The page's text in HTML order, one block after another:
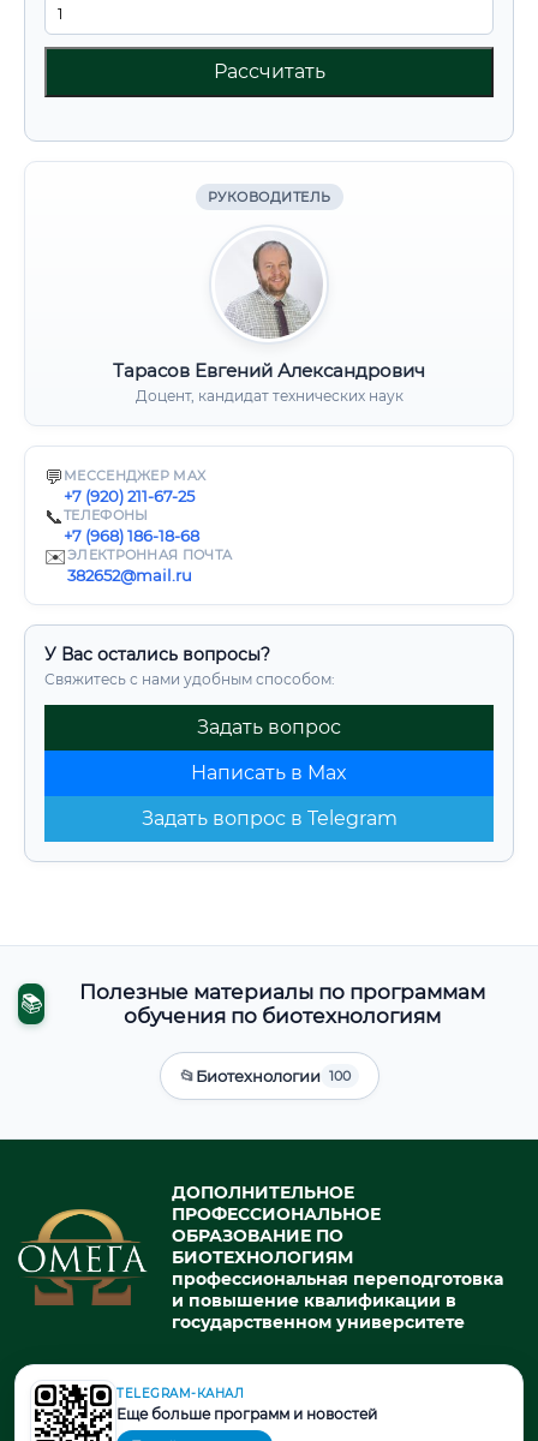
Рассчитать
РУКОВОДИТЕЛЬ
Тарасов Евгений Александрович
Доцент, кандидат технических наук
💬 МЕССЕНДЖЕР MAX
+7 (920) 211-67-25
📞ТЕЛЕФОНЫ
+7 (968) 186-18-68
✉️ЭЛЕКТРОННАЯ ПОЧТА
382652@mail.ru
У Вас остались вопросы?
Свяжитесь с нами удобным способом:
Задать вопрос
Написать в Max
Задать вопрос в Telegram
📚
Полезные материалы по программам
обучения по биотехнологиям
📂Биотехнологии 100
ДОПОЛНИТЕЛЬНОЕ
ПРОФЕССИОНАЛЬНОЕ
ОБРАЗОВАНИЕ ПО
БИОТЕХНОЛОГИЯМ
профессиональная переподготовка
и повышение квалификации в
государственном университете
© 2026. При использовании материалов портала активная ссылка
на источник обязательна.
TELEGRAM-КАНАЛ
Еще больше программ и новостей